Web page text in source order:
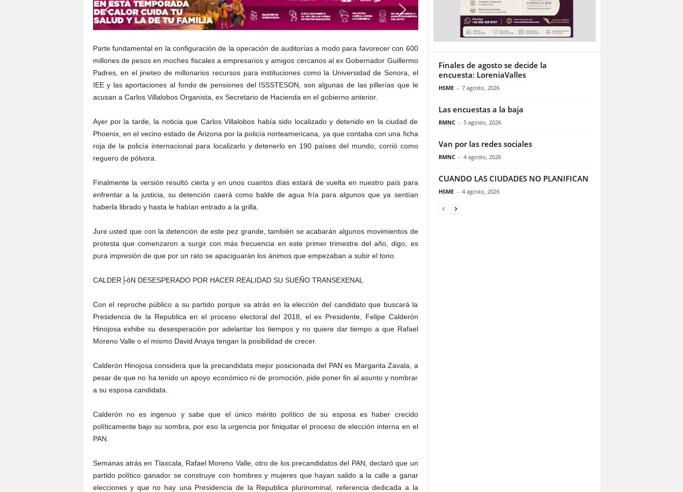
Parte fundamental en la configuración de la operación de auditorías a modo para favorecer con 600
millones de pesos en moches fiscales a empresarios y amigos cercanos al ex Gobernador Guillermo
Padres, en el jineteo de millonarios recursos para instituciones como la Universidad de Sonora, el
IEE y las aportaciones al fondo de pensiones del ISSSTESON, son algunas de las pillerías que le
acusan a Carlos Villalobos Organista, ex Secretario de Hacienda en el gobierno anterior.
Ayer por la tarde, la noticia que Carlos Villalobos había sido localizado y detenido en la ciudad de
Phoenix, en el vecino estado de Arizona por la policía norteamericana, ya que contaba con una ficha
roja de la policía internacional para localizarlo y detenerlo en 190 países del mundo, corrió como
reguero de pólvora.
Finalmente la versión resultó cierta y en unos cuantos días estará de vuelta en nuestro país para
enfrentar a la justicia, su detención caerá como balde de agua fría para algunos que ya sentían
haberla librado y hasta le habían entrado a la grilla.
Jure usted que con la detención de este pez grande, también se acabarán algunos movimientos de
protesta que comenzaron a surgir con más frecuencia en este primer trimestre del año, digo, es
pura impresión de que por un rato se apaciguarán los ánimos que empezaban a subir el tono.
CALDER├ôN DESESPERADO POR HACER REALIDAD SU SUEÑO TRANSEXENAL
Con el reproche público a su partido porque va atrás en la elección del candidato que buscará la
Presidencia de la Republica en el proceso electoral del 2018, el ex Presidente, Felipe Calderón
Hinojosa exhibe su desesperación por adelantar los tiempos y no quiere dar tiempo a que Rafael
Moreno Valle o el mismo David Anaya tengan la posibilidad de crecer.
Calderón Hinojosa considera que la precandidata mejor posicionada del PAN es Margarita Zavala, a
pesar de que no ha tenido un apoyo económico ni de promoción, pide poner fin al asunto y nombrar
a su esposa candidata.
Calderón no es ingenuo y sabe que el único mérito político de su esposa es haber crecido
políticamente bajo su sombra, por eso la urgencia por finiquitar el proceso de elección interna en el
PAN.
Semanas atrás en Tlaxcala, Rafael Moreno Valle, otro de los precandidatos del PAN, declaró que un
partido político ganador se construye con hombres y mujeres que hayan salido a la calle a ganar
elecciones y que no hay una Presidencia de la Republica plurinominal, referencia dedicada a la
Finales de agosto se decide la
encuesta: LoreniaValles
HSME - 7 agosto, 2026
Las encuestas a la baja
RMNC - 5 agosto, 2026
Van por las redes sociales
RMNC - 4 agosto, 2026
CUANDO LAS CIUDADES NO PLANIFICAN
HSME - 4 agosto, 2026